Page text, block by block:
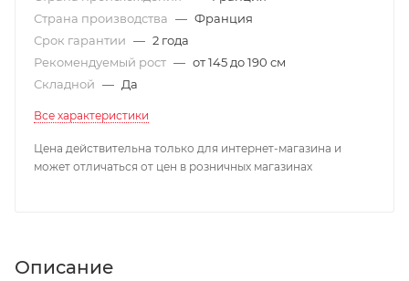
Страна производства — Франция
Срок гарантии — 2 года
Рекомендуемый рост — от 145 до 190 см
Складной — Да
Все характеристики
Цена действительна только для интернет-магазина и
может отличаться от цен в розничных магазинах
Описание